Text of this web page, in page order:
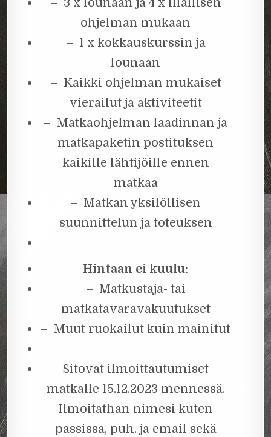
– 3 x lounaan ja 4 x illallisen
ohjelman mukaan
– 1 x kokkauskurssin ja
lounaan
– Kaikki ohjelman mukaiset
vierailut ja aktiviteetit
– Matkaohjelman laadinnan ja
matkapaketin postituksen
kaikille lähtijöille ennen
matkaa
– Matkan yksilöllisen
suunnittelun ja toteuksen
Hintaan ei kuulu:
– Matkustaja- tai
matkatavaravakuutukset
– Muut ruokailut kuin mainitut
Sitovat ilmoittautumiset
matkalle 15.12.2023 mennessä.
Ilmoitathan nimesi kuten
passissa, puh. ja email sekä